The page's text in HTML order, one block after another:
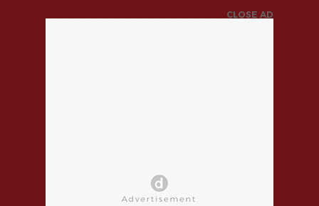
CLOSE AD